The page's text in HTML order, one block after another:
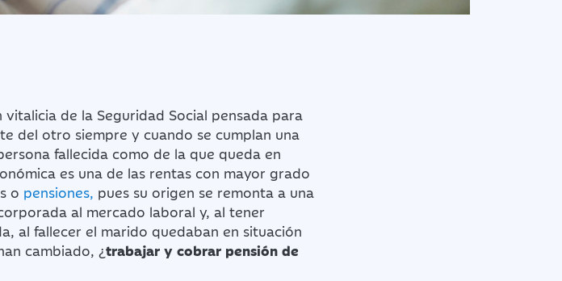
de la Seguridad Social pensada para
del otro siempre y cuando se cumplan una
fallecida como de la que queda en
es una de las rentas con mayor grado
o pensiones, pues su origen se remonta a una
al mercado laboral y, al tener
al fallecer el marido quedaban en situación
cambiado, ¿trabajar y cobrar pensión de